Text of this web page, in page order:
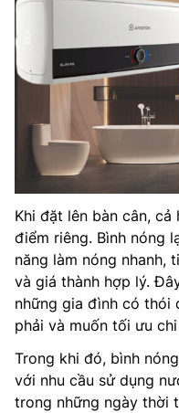
Khi đặt lên bàn cân,
điểm riêng. Bình nóng
năng làm nóng nhanh,
và giá thành hợp lý.
những gia đình có thói
phải và muốn tối ưu
Trong khi đó, bình
với nhu cầu sử dụng
trong những ngày thời